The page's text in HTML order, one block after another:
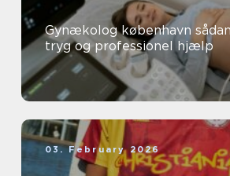
Gynækolog københavn sådan finder du
tryg og professionel hjælp
03. February 2026